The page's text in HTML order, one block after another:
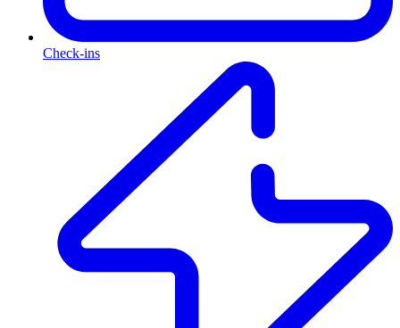
Check-ins